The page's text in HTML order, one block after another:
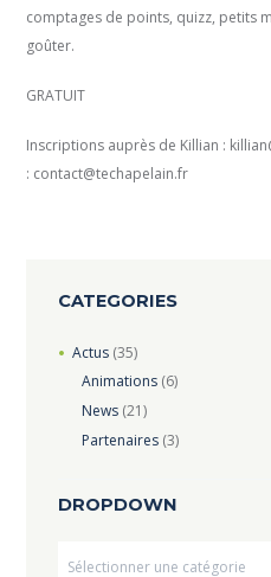
comptages de points, quizz, petits
goûter.
GRATUIT
Inscriptions auprès de Killian :
: contact@techapelain.fr
CATEGORIES
Actus(35)
Animations (6)
News (21)
Partenaires (3)
DROPDOWN